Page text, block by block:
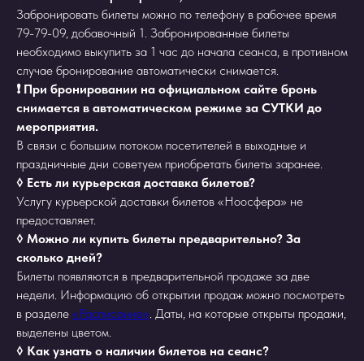
Забронировать билеты можно по телефону в рабочее время
79-79-09, добавочный 1. Забронированные билеты
необходимо выкупить за 1 час до начала сеанса, в противном
случае бронирование автоматически снимается.
❗️ При бронировании на официальном сайте бронь
снимается в автоматическом режиме за СУТКИ до
мероприятия.
В связи с большим потоком посетителей в выходные и
праздничные дни советуем приобретать билеты заранее.
◊ Есть ли курьерская доставка билетов?
Услугу курьерской доставки билетов «Ноосфера» не
предоставляет.
◊ Можно ли купить билеты предварительно? За
сколько дней?
Билеты появляются в предварительной продаже за две
недели. Информацию об открытии продаж можно посмотреть
в разделе «Расписание». Даты, на которые открыты продажи,
выделены цветом.
◊ Как узнать о наличии билетов на сеанс?